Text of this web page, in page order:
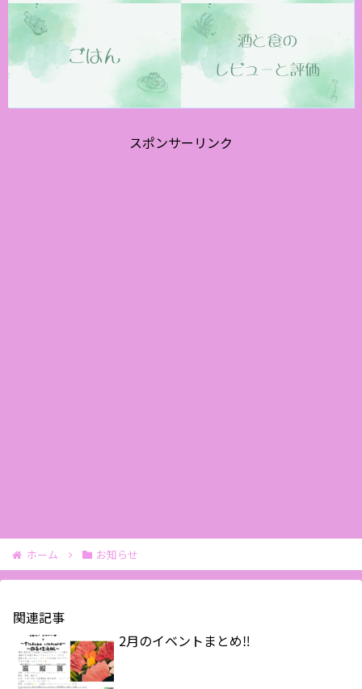
スポンサーリンク
ホーム お知らせ
関連記事
2月のイベントまとめ‼️